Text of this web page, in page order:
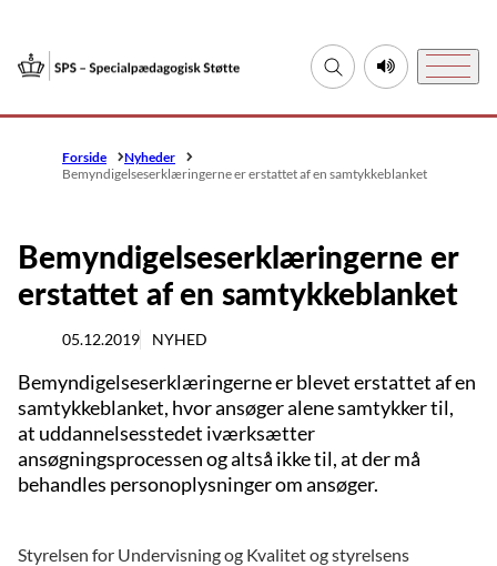
Gå til forsiden Fold søgefelt udLyt til denne side
Menu
Forside
Nyheder
Bemyndigelseserklæringerne er erstattet af en samtykkeblanket
Bemyndigelseserklæringerne er
erstattet af en samtykkeblanket
05.12.2019 NYHED
Bemyndigelseserklæringerne er blevet erstattet af en
samtykkeblanket, hvor ansøger alene samtykker til,
at uddannelsesstedet iværksætter
ansøgningsprocessen og altså ikke til, at der må
behandles personoplysninger om ansøger.
Styrelsen for Undervisning og Kvalitet og styrelsens